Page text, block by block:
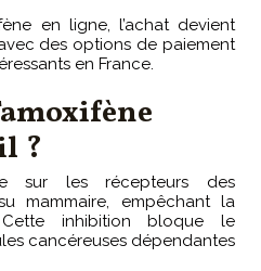
en ligne, l’achat devient
des options de paiement
en France.
?
sur les récepteurs des
mammaire, empêchant la
inhibition bloque le
cancéreuses dépendantes